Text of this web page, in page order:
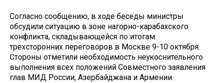
Согласно сообщению, в ходе беседы министры
обсудили ситуацию в зоне нагорно-карабахского
конфликта, складывающейся по итогам
трехсторонних переговоров в Москве 9-10 октября.
Стороны отметили необходимость неукоснительного
выполнения всех положений Совместного заявления
глав МИД России, Азербайджана и Армении.